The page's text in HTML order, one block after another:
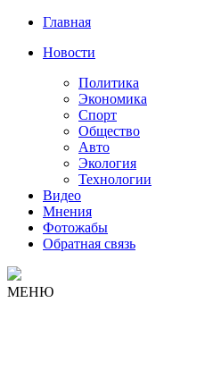
Главная
Новости
Политика
Экономика
Спорт
Общество
Авто
Экология
Технологии
Видео
Мнения
Фотожабы
Обратная связь
МЕНЮ